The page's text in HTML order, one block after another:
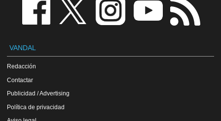
VANDAL
Redacción
Contactar
Publicidad / Advertising
Política de privacidad